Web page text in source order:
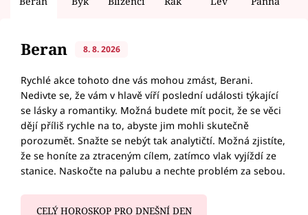
Beran 8. 8. 2026
Rychlé akce tohoto dne vás mohou zmást, Berani.
Nedivte se, že vám v hlavě víří poslední události týkající
se lásky a romantiky. Možná budete mít pocit, že se věci
dějí příliš rychle na to, abyste jim mohli skutečně
porozumět. Snažte se nebýt tak analytičtí. Možná zjistíte,
že se honíte za ztraceným cílem, zatímco vlak vyjíždí ze
stanice. Naskočte na palubu a nechte problém za sebou.
CELÝ HOROSKOP PRO DNEŠNÍ DEN